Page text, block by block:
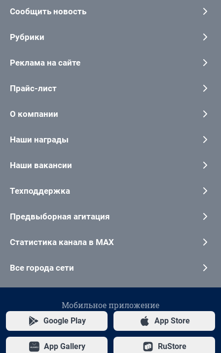
Сообщить новость
Рубрики
Реклама на сайте
Прайс-лист
О компании
Наши награды
Наши вакансии
Техподдержка
Предвыборная агитация
Статистика канала в MAX
Все города сети
Мобильное приложение
Google Play App Store
App Gallery RuStore